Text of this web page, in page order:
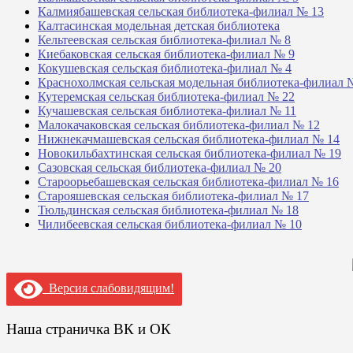
Калмиябашевская сельская библиотека-филиал № 13
Калтасинская модельная детская библиотека
Кельтеевская сельская библиотека-филиал № 8
Киебаковская сельская библиотека-филиал № 9
Кокушевская сельская библиотека-филиал № 4
Краснохолмская сельская модельная библиотека-филиал
Кутеремская сельская библиотека-филиал № 22
Кучашевская сельская библиотека-филиал № 11
Малокачаковская сельская библиотека-филиал № 12
Нижнекачмашевская сельская библиотека-филиал № 14
Новокильбахтинская сельская библиотека-филиал № 19
Сазовская сельская библиотека-филиал № 20
Староорьебашевская сельская библиотека-филиал № 16
Старояшевская сельская библиотека-филиал № 17
Тюльдинская сельская библиотека-филиал № 18
Чилибеевская сельская библиотека-филиал № 10
Версия слабовидящим!
Наша страничка ВК и ОК